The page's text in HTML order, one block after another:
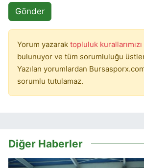
Gönder
Yorum yazarak topluluk kurallarımızı
bulunuyor ve tüm sorumluluğu
Yazılan yorumlardan
sorumlu tutulamaz.
Diğer Haberler